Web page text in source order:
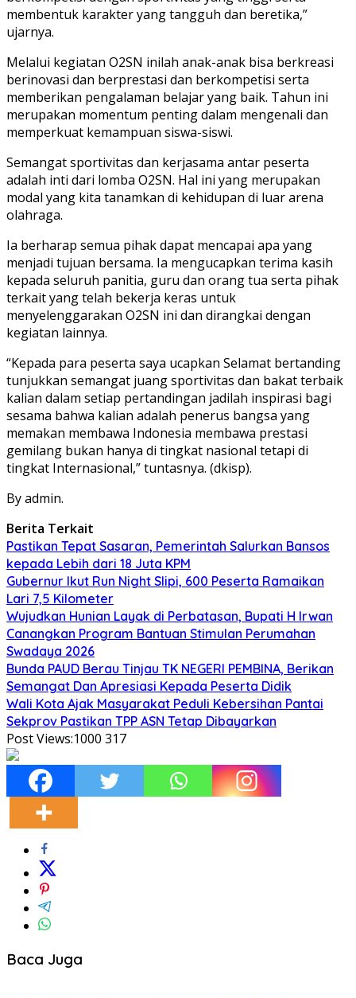
membentuk karakter yang tangguh dan beretika,”
ujarnya.
Melalui kegiatan O2SN inilah anak-anak bisa berkreasi
berinovasi dan berprestasi dan berkompetisi serta
memberikan pengalaman belajar yang baik. Tahun ini
merupakan momentum penting dalam mengenali dan
memperkuat kemampuan siswa-siswi.
Semangat sportivitas dan kerjasama antar peserta
adalah inti dari lomba O2SN. Hal ini yang merupakan
modal yang kita tanamkan di kehidupan di luar arena
olahraga.
Ia berharap semua pihak dapat mencapai apa yang
menjadi tujuan bersama. Ia mengucapkan terima kasih
kepada seluruh panitia, guru dan orang tua serta pihak
terkait yang telah bekerja keras untuk
menyelenggarakan O2SN ini dan dirangkai dengan
kegiatan lainnya.
“Kepada para peserta saya ucapkan Selamat bertanding
tunjukkan semangat juang sportivitas dan bakat terbaik
kalian dalam setiap pertandingan jadilah inspirasi bagi
sesama bahwa kalian adalah penerus bangsa yang
memakan membawa Indonesia membawa prestasi
gemilang bukan hanya di tingkat nasional tetapi di
tingkat Internasional,” tuntasnya. (dkisp).
By admin.
Berita Terkait
Pastikan Tepat Sasaran, Pemerintah Salurkan Bansos
kepada Lebih dari 18 Juta KPM
Gubernur Ikut Run Night Slipi, 600 Peserta Ramaikan
Lari 7,5 Kilometer
Wujudkan Hunian Layak di Perbatasan, Bupati H Irwan
Canangkan Program Bantuan Stimulan Perumahan
Swadaya 2026
Bunda PAUD Berau Tinjau TK NEGERI PEMBINA, Berikan
Semangat Dan Apresiasi Kepada Peserta Didik
Wali Kota Ajak Masyarakat Peduli Kebersihan Pantai
Sekprov Pastikan TPP ASN Tetap Dibayarkan
Post Views:1000 317
Baca Juga